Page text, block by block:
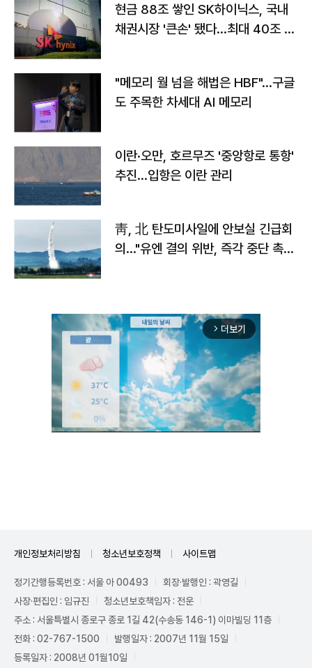
현금 88조 쌓인 SK하이닉스, 국내
채권시장 '큰손' 됐다…최대 40조 투
"메모리 월 넘을 해법은 HBF"…구글
도 주목한 차세대 AI 메모리
이란·오만, 호르무즈 '중앙항로 통항'
추진…입항은 이란 관리
靑, 北 탄도미사일에 안보실 긴급회
의…"유엔 결의 위반, 즉각 중단 촉
arrow_forward_ios 더보기
개인정보처리방침 청소년보호정책 사이트맵
정기간행등록번호 : 서울 아 00493
회장·발행인 : 곽영길
사장·편집인 : 임규진
청소년보호책임자 : 전운
주소 : 서울특별시 종로구 종로 1길 42(수송동 146-1) 이마빌딩 11층
전화 : 02-767-1500
발행일자 : 2007년 11월 15일
등록일자 : 2008년 01월10일